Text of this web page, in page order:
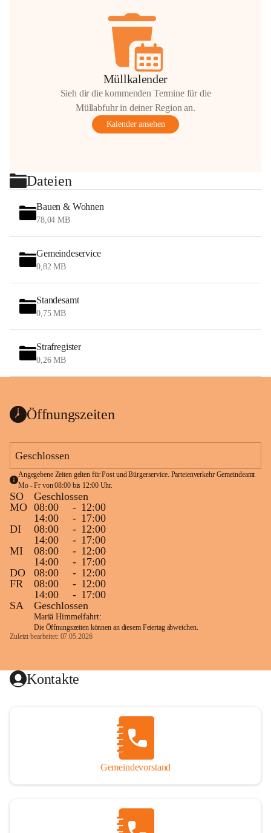
Müllkalender
Sieh dir die kommenden Termine für die
Müllabfuhr in deiner Region an.
Kalender ansehen
Dateien
Bauen & Wohnen
78,04 MB
Gemeindeservice
0,82 MB
Standesamt
0,75 MB
Strafregister
0,26 MB
Öffnungszeiten
Geschlossen
Angegebene Zeiten gelten für Post und Bürgerservice. Parteienverkehr Gemeindeamt
Mo - Fr von 08:00 bis 12:00 Uhr.
SO
Geschlossen
MO 08:00 - 12:00
14:00
- 17:00
DI
08:00 - 12:00
14:00
- 17:00
MI
08:00 - 12:00
14:00
- 17:00
DO
08:00 - 12:00
FR
08:00 - 12:00
14:00
- 17:00
SA
Geschlossen
Mariä Himmelfahrt:
Die Öffnungszeiten können an diesem Feiertag abweichen.
Zuletzt bearbeitet: 07.05.2026
Kontakte
Gemeindevorstand